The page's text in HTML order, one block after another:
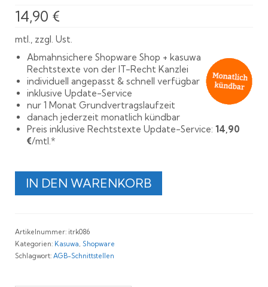
14,90 €
mtl., zzgl. Ust.
Abmahnsichere Shopware Shop + kasuwa
Rechtstexte von der IT-Recht Kanzlei
individuell angepasst & schnell verfügbar
inklusive Update-Service
nur 1 Monat Grundvertragslaufzeit
danach jederzeit monatlich kündbar
Preis inklusive Rechtstexte Update-Service: 14,90
€/mtl.*
Rechtssichere
Shopware
Menge
IN DEN WARENKORB
Artikelnummer: itrk086
Kategorien: Kasuwa, Shopware
Schlagwort: AGB-Schnittstellen